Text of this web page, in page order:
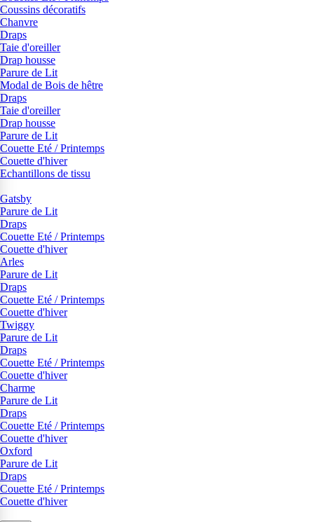
Coussins décoratifs
Chanvre
Draps
Taie d'oreiller
Drap housse
Parure de Lit
Modal de Bois de hêtre
Draps
Taie d'oreiller
Drap housse
Parure de Lit
Couette Eté / Printemps
Couette d'hiver
Echantillons de tissu
Gatsby
Parure de Lit
Draps
Couette Eté / Printemps
Couette d'hiver
Arles
Parure de Lit
Draps
Couette Eté / Printemps
Couette d'hiver
Twiggy
Parure de Lit
Draps
Couette Eté / Printemps
Couette d'hiver
Charme
Parure de Lit
Draps
Couette Eté / Printemps
Couette d'hiver
Oxford
Parure de Lit
Draps
Couette Eté / Printemps
Couette d'hiver